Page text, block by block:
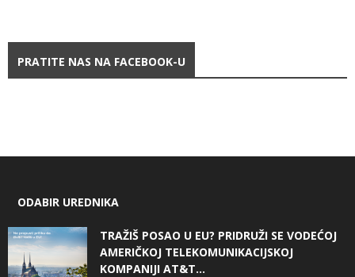
PRATITE NAS NA FACEBOOK-U
ODABIR UREDNIKA
TRAŽIŠ POSAO U EU? PRIDRUŽI SE VODEĆOJ
AMERIČKOJ TELEKOMUNIKACIJSKOJ
KOMPANIJI AT&T...